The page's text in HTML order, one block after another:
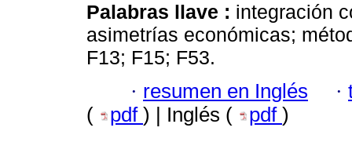
Palabras llave : integración
asimetrías económicas;
F13; F15; F53.
· resumen en Inglés ·
(
pdf ) | Inglés ( pdf )